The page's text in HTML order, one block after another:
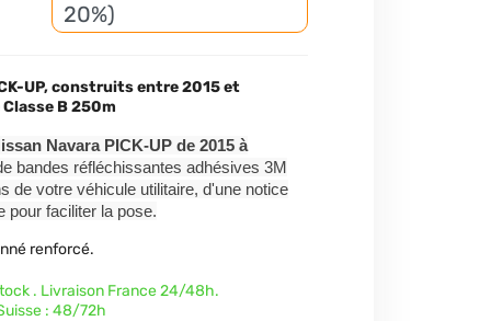
20%)
UP, construits entre 2015 et
B 250m
Navara PICK-UP de 2015 à
bandes réfléchissantes adhésives 3M
de votre véhicule utilitaire, d'une notice
pour faciliter la pose.
renforcé.
. Livraison France 24/48h.
: 48/72h